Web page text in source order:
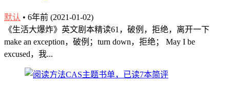
默认 • 6年前 (2021-01-02)
《生活大爆炸》英文剧本精读61，破例，拒绝，离开一下
make an exception，破例；turn down，拒绝； May I be
excused，我...